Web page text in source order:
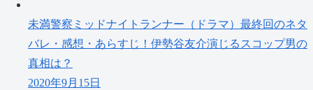
未満警察ミッドナイトランナー（ドラマ）最終回のネタ
バレ・感想・あらすじ！伊勢谷友介演じるスコップ男の
真相は？
2020年9月15日